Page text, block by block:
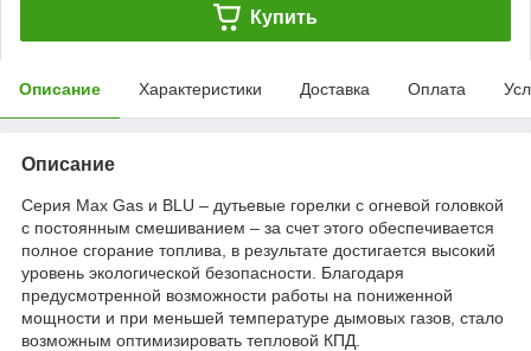
Купить
Описание Характеристики Доставка Оплата
Описание
Серия Max Gas и BLU – дутьевые горелки с огневой головкой
с постоянным смешиванием – за счет этого обеспечивается
полное сгорание топлива, в результате достигается высокий
уровень экологической безопасности. Благодаря
предусмотренной возможности работы на пониженной
мощности и при меньшей температуре дымовых газов, стало
возможным оптимизировать тепловой КПД.